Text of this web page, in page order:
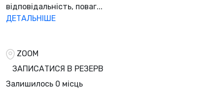
відповідальність, поваг...
ДЕТАЛЬНІШЕ
ZOOM
ЗАПИСАТИСЯ В РЕЗЕРВ
Залишилось 0 місць